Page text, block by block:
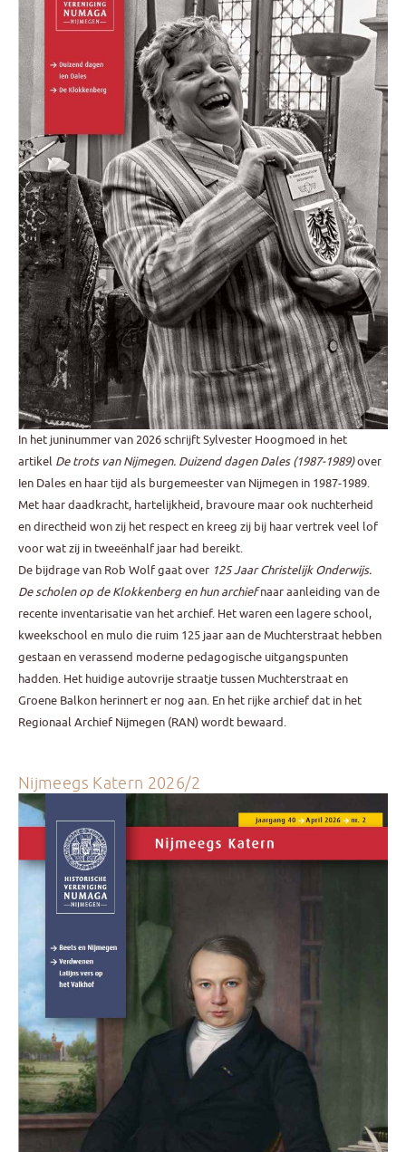
In het juninummer van 2026 schrijft Sylvester Hoogmoed in het
artikel De trots van Nijmegen. Duizend dagen Dales (1987-1989)over
Ien Dales en haar tijd als burgemeester van Nijmegen in 1987-1989.
Met haar daadkracht, hartelijkheid, bravoure maar ook nuchterheid
en directheid won zij het respect en kreeg zij bij haar vertrek veel lof
voor wat zij in tweeënhalf jaar had bereikt.
De bijdrage van Rob Wolf gaat over 125 Jaar Christelijk Onderwijs.
De scholen op de Klokkenberg en hun archiefnaar aanleiding van de
recente inventarisatie van het archief. Het waren een lagere school,
kweekschool en mulo die ruim 125 jaar aan de Muchterstraat hebben
gestaan en verassend moderne pedagogische uitgangspunten
hadden. Het huidige autovrije straatje tussen Muchterstraat en
Groene Balkon herinnert er nog aan. En het rijke archief dat in het
Regionaal Archief Nijmegen (RAN) wordt bewaard.
Nijmeegs Katern 2026/2